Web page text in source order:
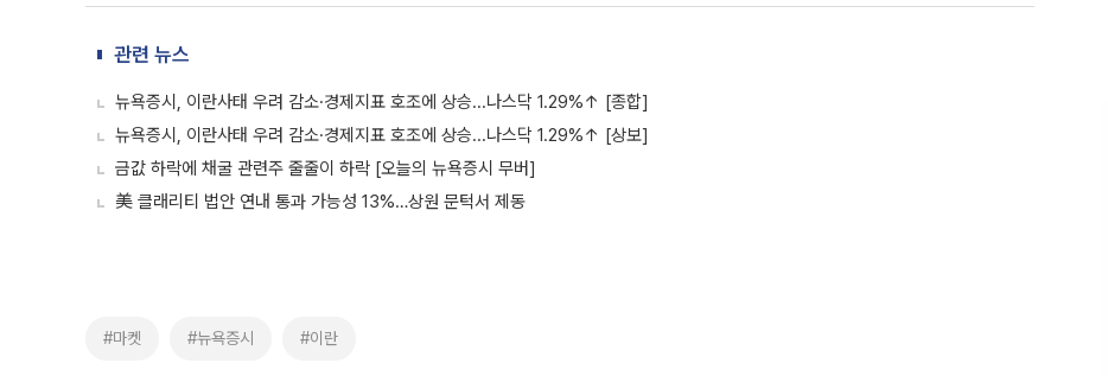
관련 뉴스
뉴욕증시, 이란사태 우려 감소·경제지표 호조에 상승...나스닥 1.29%↑ [종합]
뉴욕증시, 이란사태 우려 감소·경제지표 호조에 상승...나스닥 1.29%↑ [상보]
금값 하락에 채굴 관련주 줄줄이 하락 [오늘의 뉴욕증시 무버]
美 클래리티 법안 연내 통과 가능성 13%…상원 문턱서 제동
#마켓 #뉴욕증시 #이란